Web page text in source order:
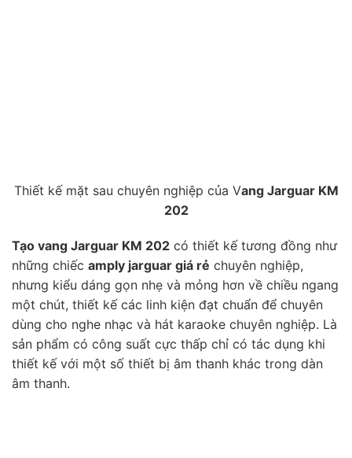
Thiết kế mặt sau chuyên nghiệp của Vang Jarguar KM
202
Tạo vang Jarguar KM 202 có thiết kế tương đồng như
những chiếc amply jarguar giá rẻ chuyên nghiệp,
nhưng kiểu dáng gọn nhẹ và mỏng hơn về chiều ngang
một chút, thiết kế các linh kiện đạt chuẩn để chuyên
dùng cho nghe nhạc và hát karaoke chuyên nghiệp. Là
sản phẩm có công suất cực thấp chỉ có tác dụng khi
thiết kế với một số thiết bị âm thanh khác trong dàn
âm thanh.